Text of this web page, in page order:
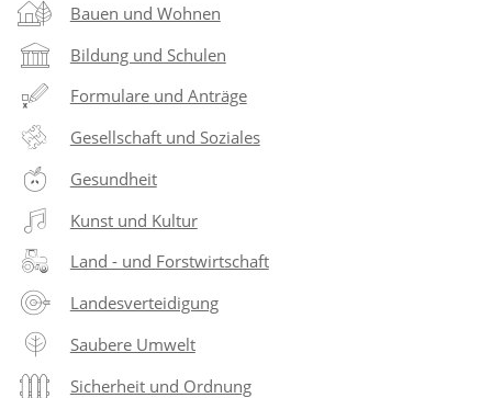
Bauen und Wohnen
Bildung und Schulen
Formulare und Anträge
Gesellschaft und Soziales
Gesundheit
Kunst und Kultur
Land - und Forstwirtschaft
Landesverteidigung
Saubere Umwelt
Sicherheit und Ordnung